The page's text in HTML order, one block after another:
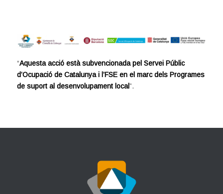
“Aquesta acció està subvencionada pel Servei Públic
d’Ocupació de Catalunya i l’FSE en el marc dels Programes
de suport al desenvolupament local”.